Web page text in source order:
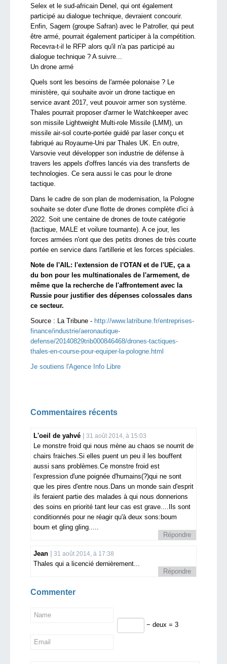
Selex et le sud-africain Denel, qui ont également
participé au dialogue technique, devraient concourir.
Enfin, Sagem (groupe Safran) avec le Patroller, qui peut
être armé, pourrait également participer à la compétition.
Recevra-t-il le RFP alors qu'il n'a pas participé au
dialogue technique ? A suivre...
Un drone armé
Quels sont les besoins de l'armée polonaise ? Le
ministère, qui souhaite avoir un drone tactique en
service avant 2017, veut pouvoir armer son système.
Thales pourrait proposer d'armer le Watchkeeper avec
son missile Lightweight Multi-role Missile (LMM), un
missile air-sol courte-portée guidé par laser conçu et
fabriqué au Royaume-Uni par Thales UK. En outre,
Varsovie veut développer son industrie de défense à
travers les appels d'offres lancés via des transferts de
technologies. Ce sera aussi le cas pour le drone
tactique.
Dans le cadre de son plan de modernisation, la Pologne
souhaite se doter d'une flotte de drones complète d'ici à
2022. Soit une centaine de drones de toute catégorie
(tactique, MALE et voilure tournante). A ce jour, les
forces armées n'ont que des petits drones de très courte
portée en service dans l'artillerie et les forces spéciales.
Note de l'AIL: l'extension de l'OTAN et de l'UE, ça a
du bon pour les multinationales de l'armement, de
même que la recherche de l'affrontement avec la
Russie pour justifier des dépenses colossales dans
ce secteur.
Source : La Tribune - http://www.latribune.fr/entreprises-
finance/industrie/aeronautique-
defense/20140829trib000846468/drones-tactiques-
thales-en-course-pour-equiper-la-pologne.html
Je soutiens l'Agence Info Libre
Commentaires récents
L'oeil de yahvé 31 août 2014, à 15:03
Le monstre froid qui nous mène au chaos se nourrit de
chairs fraiches.Si elles puent un peu il les bouffent
aussi sans problèmes.Ce monstre froid est
l'expression d'une poignée d'humains(?)qui ne sont
que les pires d'entre nous.Dans un monde sain d'esprit
ils feraient partie des malades à qui nous donnerions
des soins en priorité tant leur cas est grave....Ils sont
conditionnés pour ne réagir qu'à deux sons:boum
boum et gling gling.....
Répondre
Jean 31 août 2014, à 17:38
Thales qui a licencié dernièrement...
Répondre
Commenter
− deux = 3